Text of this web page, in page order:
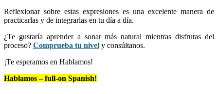
Reflexionar sobre estas expresiones es una excelente manera de
practicarlas y de integrarlas en tu día a día.
¿Te gustaría aprender a sonar más natural mientras disfrutas del
proceso? Comprueba tu nivel y consúltanos.
¡Te esperamos en Hablamos!
Hablamos – full-on Spanish!